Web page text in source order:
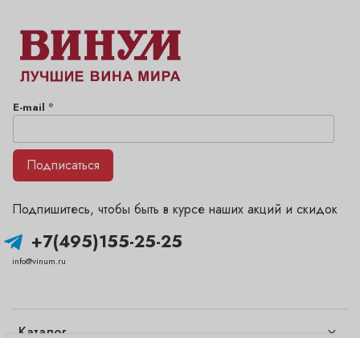
Каталог
+7(495)155-25-25
info@vinum.ru
Подпишитесь, чтобы быть в курсе наших акций и скидок
E-mail *
Подписаться